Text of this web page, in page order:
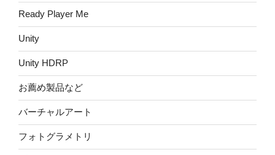
Ready Player Me
Unity
Unity HDRP
お薦め製品など
バーチャルアート
フォトグラメトリ